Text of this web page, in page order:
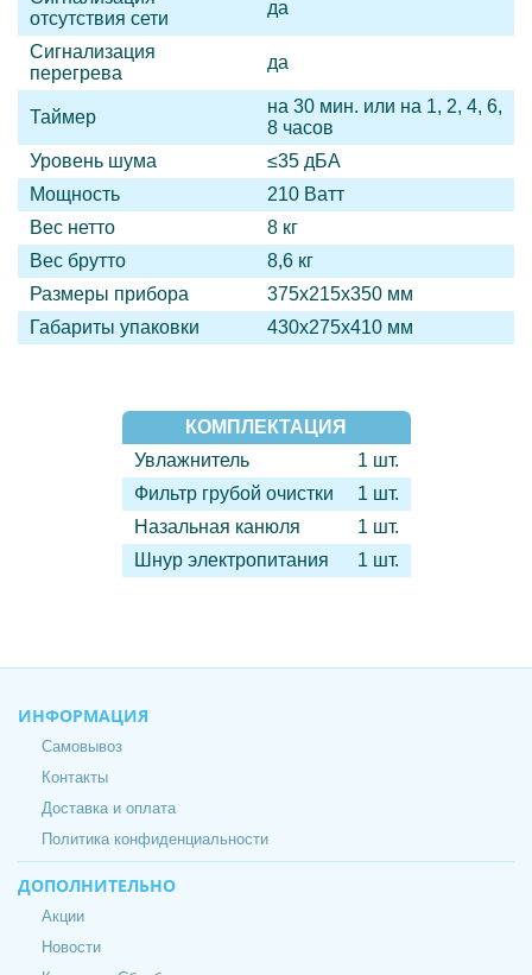
отсутствия сети
да
Сигнализация
перегрева
да
Таймер
на 30 мин. или на 1, 2, 4, 6,
8 часов
Уровень шума
≤35 дБА
Мощность
210 Ватт
Вес нетто
8 кг
Вес брутто
8,6 кг
Размеры прибора
375х215х350 мм
Габариты упаковки
430х275х410 мм
КОМПЛЕКТАЦИЯ
Увлажнитель
1 шт.
Фильтр грубой очистки
1 шт.
Назальная канюля
1 шт.
Шнур электропитания
1 шт.
ИНФОРМАЦИЯ
Самовывоз
Контакты
Доставка и оплата
Политика конфиденциальности
ДОПОЛНИТЕЛЬНО
Акции
Новости